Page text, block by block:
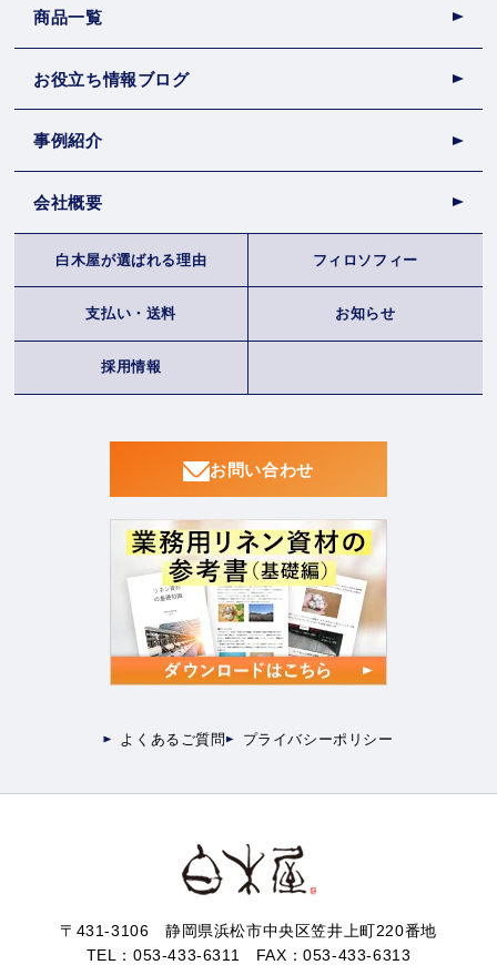
商品一覧
お役立ち情報ブログ
事例紹介
会社概要
白木屋が選ばれる理由 フィロソフィー
支払い・送料 お知らせ
採用情報
お問い合わせ
よくあるご質問 プライバシーポリシー
〒431-3106 静岡県浜松市中央区笠井上町220番地
TEL： 053-433-6311 FAX：053-433-6313